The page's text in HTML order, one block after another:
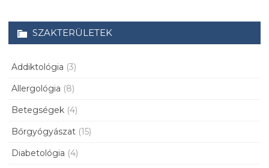
SZAKTERÜLETEK
Addiktológia (3)
Allergológia (8)
Betegségek (4)
Bőrgyógyászat (15)
Diabetológia (4)